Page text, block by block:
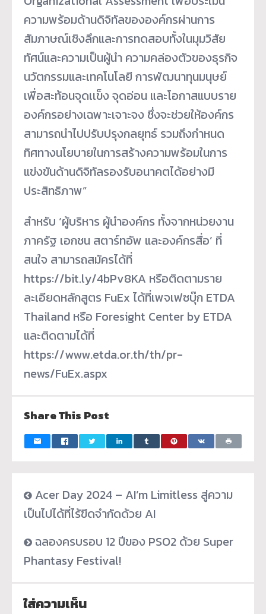
ความพร้อมด้านดิจิทัลขององค์กรผ่านการ
สัมภาษณ์เชิงลึกและการทดสอบทั้งในมุมวิสัย
ทัศน์และความเป็นผู้นำ ความคล่องตัวของธุรกิจ
นวัตกรรมและเทคโนโลยี การพัฒนาทุนมนุษย์
เพื่อสะท้อนจุดเเข็ง จุดอ่อน และโอกาสแบบราย
องค์กรอย่างเฉพาะเจาะจง ซึ่งจะช่วยให้องค์กร
สามารถนำไปปรับปรุงกลยุทธ์ รวมถึงกำหนด
ทิศทางนโยบายในการสร้างความพร้อมในการ
แข่งขันด้านดิจิทัลรองรับอนาคตได้อย่างมี
ประสิทธิภาพ”
สำหรับ ‘ผู้บริหาร ผู้นำองค์กร ทั้งจากหน่วยงาน
ภาครัฐ เอกชน สตาร์ทอัพ และองค์กรสื่อ’ ที่
สนใจ สามารถสมัครได้ที่
https://bit.ly/4bPv8KA หรือติดตามราย
ละเอียดหลักสูตร FuEx ได้ที่เพจเฟซบุ๊ก ETDA
Thailand หรือ Foresight Center by ETDA
และติดตามได้ที่
https://www.etda.or.th/th/pr-
news/FuEx.aspx
Share This Post
Acer Day 2024 – AI’m Limitless สู่ความ
เป็นไปได้ที่ไร้ขีดจำกัดด้วย AI
ฉลองครบรอบ 12 ปีของ PSO2 ด้วย Super
Phantasy Festival!
ใส่ความเห็น